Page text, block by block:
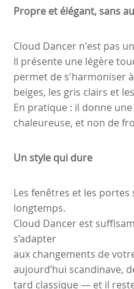
Propre et élégant, sans
Cloud Dancer n'est pas
Il présente une légère
permet de s'harmoniser
beiges, les gris clairs et
En pratique : il donne
chaleureuse, et non de
Un style qui dure
Les fenêtres et les
longtemps.
Cloud Dancer est
s’adapter
aux changements de
aujourd’hui scandinave,
tard classique — et il